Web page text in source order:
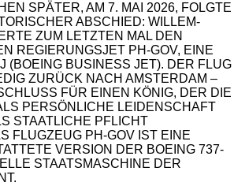
SPÄTER, AM 7. MAI 2026, FOLGTE
ABSCHIED: WILLEM-
ZUM LETZTEN MAL DEN
REGIERUNGSJET PH-GOV, EINE
(BOEING BUSINESS JET). DER FLUG
ZURÜCK NACH AMSTERDAM –
FÜR EINEN KÖNIG, DER DIE
PERSÖNLICHE LEIDENSCHAFT
STAATLICHE PFLICHT
FLUGZEUG PH-GOV IST EINE
VERSION DER BOEING 737-
STAATSMASCHINE DER